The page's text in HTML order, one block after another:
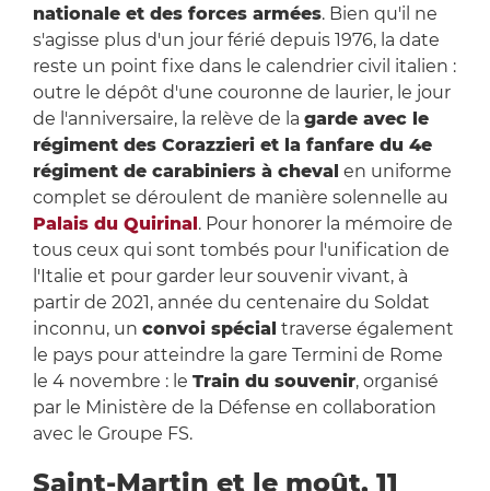
nationale et des forces armées. Bien qu'il ne
s'agisse plus d'un jour férié depuis 1976, la date
reste un point fixe dans le calendrier civil italien :
outre le dépôt d'une couronne de laurier, le jour
de l'anniversaire, la relève de la garde avec le
régiment des Corazzieri et la fanfare du 4e
régiment de carabiniers à cheval en uniforme
complet se déroulent de manière solennelle au
Palais du Quirinal . Pour honorer la mémoire de
tous ceux qui sont tombés pour l'unification de
l'Italie et pour garder leur souvenir vivant, à
partir de 2021, année du centenaire du Soldat
inconnu, un convoi spécial traverse également
le pays pour atteindre la gare Termini de Rome
le 4 novembre : le Train du souvenir, organisé
par le Ministère de la Défense en collaboration
avec le Groupe FS.
Saint-Martin et le moût, 11